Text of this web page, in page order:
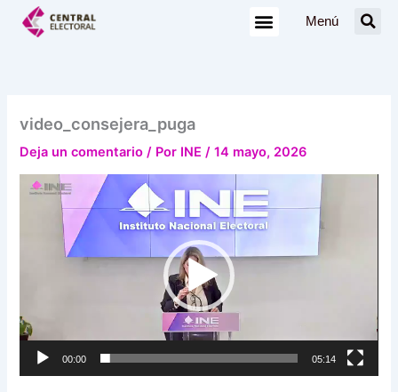
Menú
video_consejera_puga
Deja un comentario / Por INE/14 mayo, 2026
Reproductor
00:00 05:14